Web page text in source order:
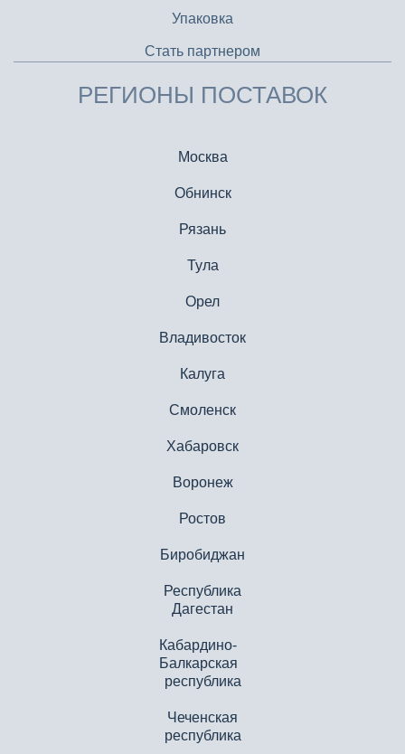
Упаковка
Стать партнером
РЕГИОНЫ ПОСТАВОК
Москва
Обнинск
Рязань
Тула
Орел
Владивосток
Калуга
Смоленск
Хабаровск
Воронеж
Ростов
Биробиджан
Республика
Дагестан
Кабардино-
Балкарская
республика
Чеченская
республика